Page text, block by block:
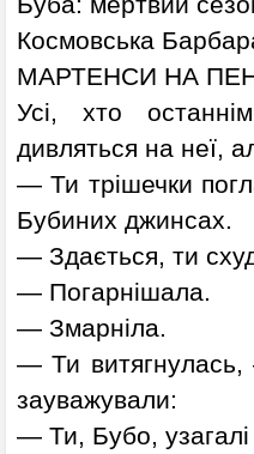
Космовська
МАРТЕНСИ НА
Усі, хто
дивляться на неї,
— Ти трішечки
Бубиних джинсах.
— Здається, ти
— Погарнішала.
— Змарніла.
— Ти витягнулась,
зауважували:
— Ти, Бубо,